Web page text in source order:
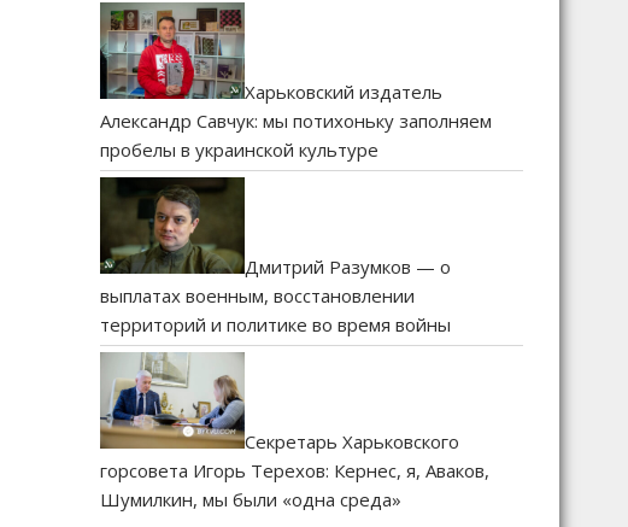
Харьковский издатель
Александр Савчук: мы потихоньку заполняем
пробелы в украинской культуре
Дмитрий Разумков — о
выплатах военным, восстановлении
территорий и политике во время войны
Секретарь Харьковского
горсовета Игорь Терехов: Кернес, я, Аваков,
Шумилкин, мы были «одна среда»